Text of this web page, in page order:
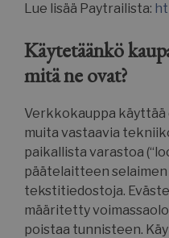
Lue lisää Paytrailista:
Käytetäänkö
mitä ne ovat?
Verkkokauppa käyttää
muita vastaavia
paikallista varastoa
päätelaitteen selaimen
tekstitiedostoja.
määritetty
poistaa tunnisteen.